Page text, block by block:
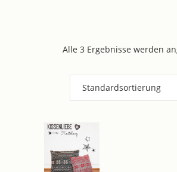
Alle 3 Ergebnisse werden
Standardsortierung